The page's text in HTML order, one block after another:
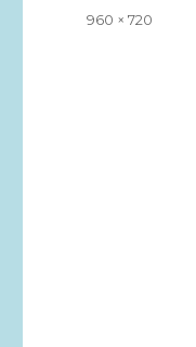
Volle
960 × 720